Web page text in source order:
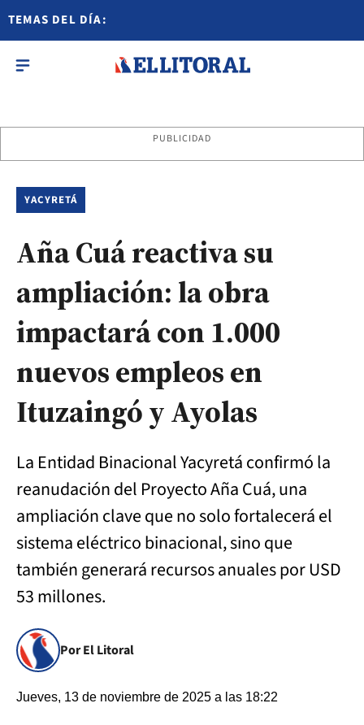
TEMAS DEL DÍA:
PUBLICIDAD
YACYRETÁ
Aña Cuá reactiva su
ampliación: la obra
impactará con 1.000
nuevos empleos en
Ituzaingó y Ayolas
La Entidad Binacional Yacyretá confirmó la
reanudación del Proyecto Aña Cuá, una
ampliación clave que no solo fortalecerá el
sistema eléctrico binacional, sino que
también generará recursos anuales por USD
53 millones.
Por El Litoral
Jueves, 13 de noviembre de 2025 a las 18:22